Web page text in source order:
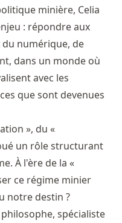
minière, Celia
: répondre aux
du numérique, de
dans un monde où
avec les
que sont devenues
», du «
un rôle structurant
À l'ère de la «
ce régime minier
notre destin ?
spécialiste